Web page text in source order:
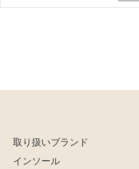
索:
取り扱いブランド
インソール